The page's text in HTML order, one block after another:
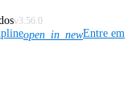
v3.56.0
open_in_newEntre em